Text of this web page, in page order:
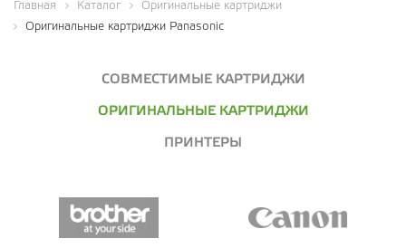
Главная Каталог Оригинальные картриджи
Оригинальные картриджи Panasonic
СОВМЕСТИМЫЕ КАРТРИДЖИ
ОРИГИНАЛЬНЫЕ КАРТРИДЖИ
ПРИНТЕРЫ